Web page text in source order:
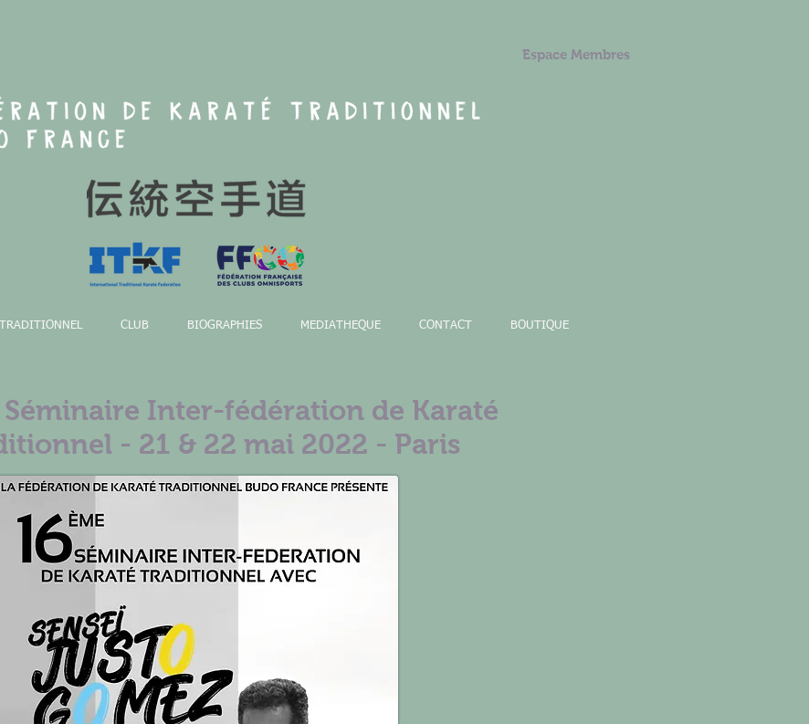
Espace Membres
CLUB BIOGRAPHIES MEDIATHEQUE CONTACT BOUTIQUE
Séminaire Inter-fédération de Karaté
- 21 & 22 mai 2022 - Paris